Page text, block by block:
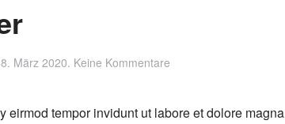
8. März 2020. Keine Kommentarezu
eirmod tempor invidunt ut labore et dolore magna